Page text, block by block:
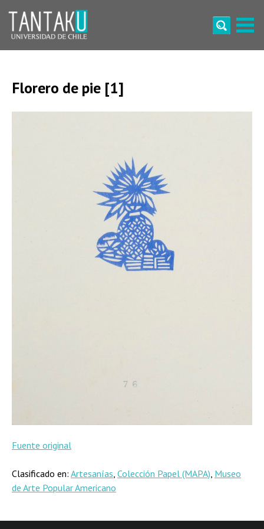
content
Florero de pie [1]
Fuente original
Clasificado en: Artesanías, Colección Papel (MAPA), Museo
de Arte Popular Americano